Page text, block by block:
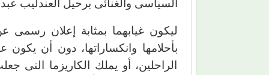
السياسى والغنائى برحيل العندليب
ليكون غيابهما بمثابة إعلان رسمى
بأحلامها وانكساراتها، دون أن
الراحلين، أو يملك الكاريزما